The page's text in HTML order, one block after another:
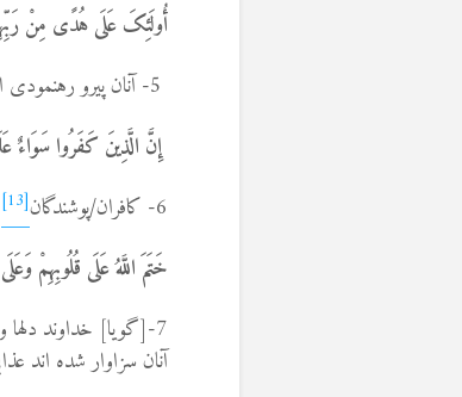
أُولَئِکَ عَلَى هُدًى مِنْ
إِنَّ الَّذِینَ کَفَرُوا سَوَاءٌ
6- کافران/پوشندگان
[13]
خَتَمَ اللَّهُ عَلَى قُلُوبِهِمْ
7-[گویا] خداوند دلها و گوشهای شان را سر به مُهر کرده است و بر دیدگان شان پرده ای است
آنان سزاوار شده اند